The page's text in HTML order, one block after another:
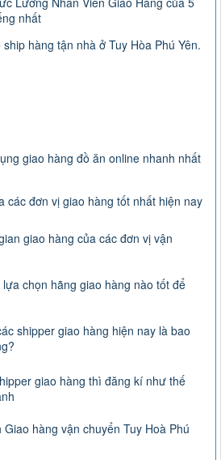
nhất
ship hàng tận nhà ở Tuy Hòa Phú Yên.
giao hàng đồ ăn online nhanh nhất
các đơn vị giao hàng tốt nhất hiện nay
giao hàng của các đơn vị vận
chọn hãng giao hàng nào tốt để
shipper giao hàng hiện nay là bao
giao hàng thì đăng kí như thế
Giao hàng vận chuyển Tuy Hoà Phú